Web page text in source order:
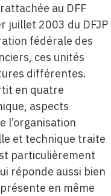
au DFF
juillet 2003 du DFJP
fédérale des
ces unités
différentes.
en quatre
aspects
l’organisation
et technique traite
particulièrement
réponde aussi bien
en même